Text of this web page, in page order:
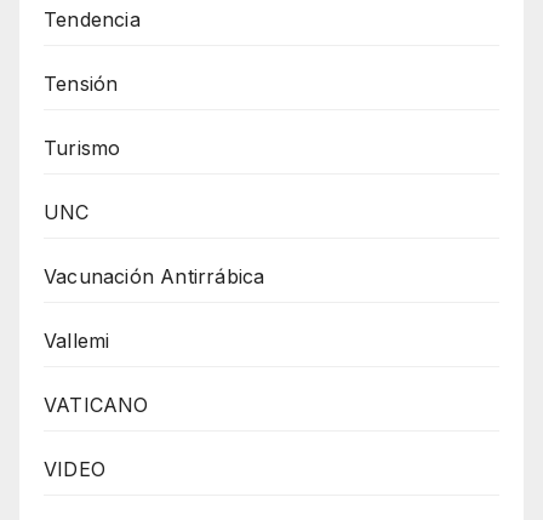
Tendencia
Tensión
Turismo
UNC
Vacunación Antirrábica
Vallemi
VATICANO
VIDEO